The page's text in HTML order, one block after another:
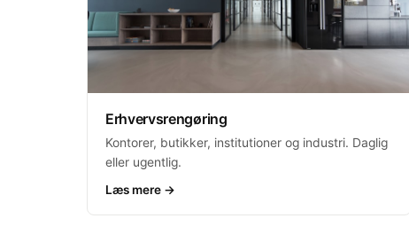
Erhvervsrengøring
Kontorer, butikker, institutioner og industri. Daglig
eller ugentlig.
Læs mere →